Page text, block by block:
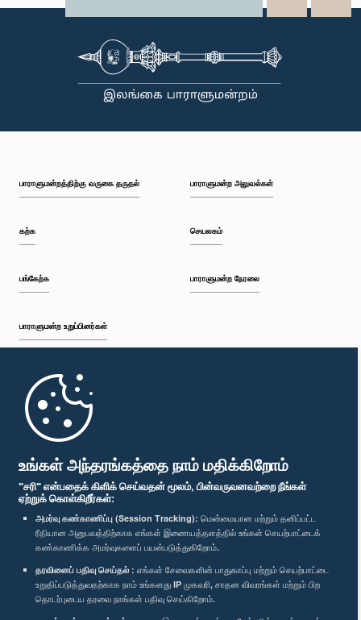
உங்கள் அந்தரங்கத்தை நாம் மதிக்கிறோம்
"சரி" என்பதைக் கிளிக் செய்வதன் மூலம், பின்வருவனவற்றை நீங்கள்
ஏற்றுக் கொள்கிறீர்கள்:
அமர்வு கண்காணிப்பு (Session Tracking): மென்மையான மற்றும் தனிப்பட்ட
ரீதியான அனுபவத்திற்காக எங்கள் இணையத்தளத்தில் உங்கள் செயற்பாட்டைக்
கண்காணிக்க அமர்வுகளைப் பயன்படுத்துகிறோம்.
தரவினைப் பதிவு செய்தல் : எங்கள் சேவைகளின் பாதுகாப்பு மற்றும் செயற்பாட்டை
உறுதிப்படுத்துவதற்காக நாம் உங்களது IP முகவரி, சாதன விவரங்கள் மற்றும் பிற
தொடர்புடைய தரவை நாங்கள் பதிவு செய்கிறோம்.
பாராளுமன்றத்திற்கு வருகை தருதல்
கற்க
பங்கேற்க
பாராளுமன்ற உறுப்பினர்கள்
முதற்பக்கம்
பாராளுமன்ற அலுவல்கள்
செயலகம்
பாராளுமன்ற நேரலை
பாராளுமன்ற கையடக்க செயலி
எம்மை பின்தொடர்க :
விருதுகள்